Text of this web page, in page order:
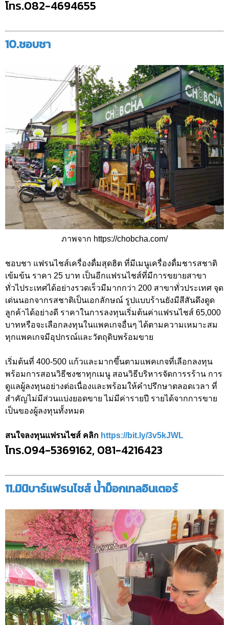
โทร.082-4694655
10.ชอบชา
ภาพจาก https://chobcha.com/
ชอบชา แฟรนไชส์เครื่องดื่มสุดฮิต ที่มีเมนูเครื่องดื่มชารสชาติ
เข้มข้น ราคา 25 บาท เป็นอีกแฟรนไชส์ที่มีการขยายสาขา
ทั่วไประเทศได้อย่างรวดเร็วมีมากกว่า 200 สาขาทั่วประเทศ จุด
เด่นนอกจากรสชาติเป็นเอกลักษณ์ รูปแบบร้านยังมีสีสันดึงดูด
ลูกค้าได้อย่างดี ราคาในการลงทุนเริ่มต้นค่าแฟรนไชส์ 65,000
บาทหรือจะเลือกลงทุนในแพคเกจอื่นๆ ได้ตามความเหมาะสม
ทุกแพคเกจมีอุปกรณ์และวัตถุดิบพร้อมขาย
เริ่มต้นที่ 400-500 แก้วและมากขึ้นตามแพคเกจที่เลือกลงทุน
พร้อมการสอนวิธีชงชาทุกเมนู สอนวิธีบริหารจัดการรร้าน การ
ดูแลผู้ลงทุนอย่างต่อเนื่องและพร้อมให้คำปรึกษาตลอดเวลา ที่
สำคัญไม่มีส่วนแบ่งยอดขาย ไม่มีค่ารายปี รายได้จากการขาย
เป็นของผู้ลงทุนทั้งหมด
สนใจลงทุนแฟรนไชส์ คลิก https://bit.ly/3v5kJWL
โทร.094-5369162, 081-4216423
11.มินิบาร์แฟรนไชส์ น้ำม็อกเทลอินเตอร์